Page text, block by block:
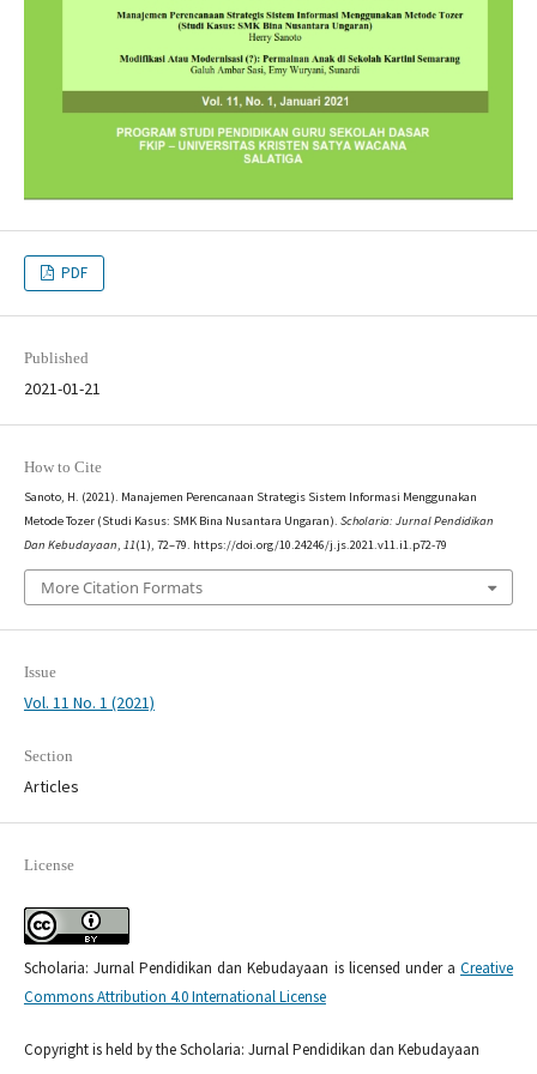
PDF
Published
2021-01-21
How to Cite
Sanoto, H. (2021). Manajemen Perencanaan Strategis Sistem Informasi Menggunakan
Metode Tozer (Studi Kasus: SMK Bina Nusantara Ungaran). Scholaria: Jurnal Pendidikan
Dan Kebudayaan, 11(1), 72–79. https://doi.org/10.24246/j.js.2021.v11.i1.p72-79
More Citation Formats
Issue
Vol. 11 No. 1 (2021)
Section
Articles
License
Scholaria: Jurnal Pendidikan dan Kebudayaan is licensed under aCreative
Commons Attribution 4.0 International License
Copyright is held by the Scholaria: Jurnal Pendidikan dan Kebudayaan